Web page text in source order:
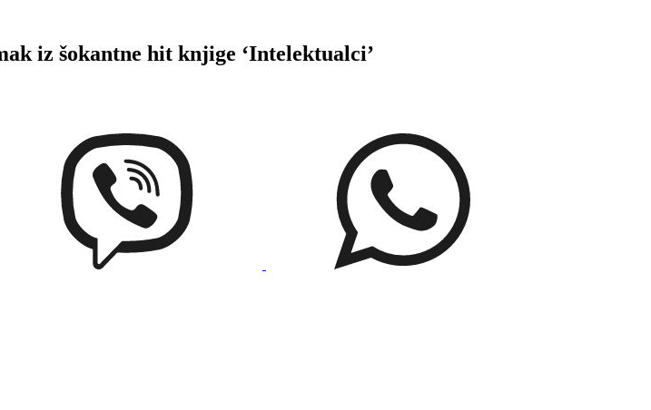
iz šokantne hit knjige ‘Intelektualci’